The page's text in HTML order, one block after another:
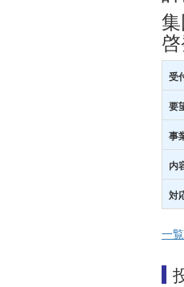
受
要
事
内
対
一